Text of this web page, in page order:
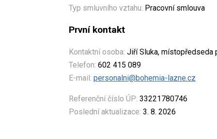
Typ smluvního vztahu: Pracovní smlouva
První kontakt
Kontaktní osoba: Jiří Sluka, místopředseda
Telefon: 602 415 089
E-mail: personalni@bohemia-lazne.cz
Referenční číslo ÚP: 33221780746
Poslední aktualizace: 3. 8. 2026